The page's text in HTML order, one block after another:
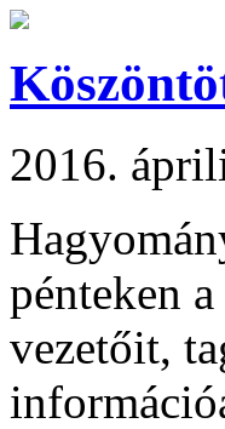
2016.
pénteken
vezetőit,